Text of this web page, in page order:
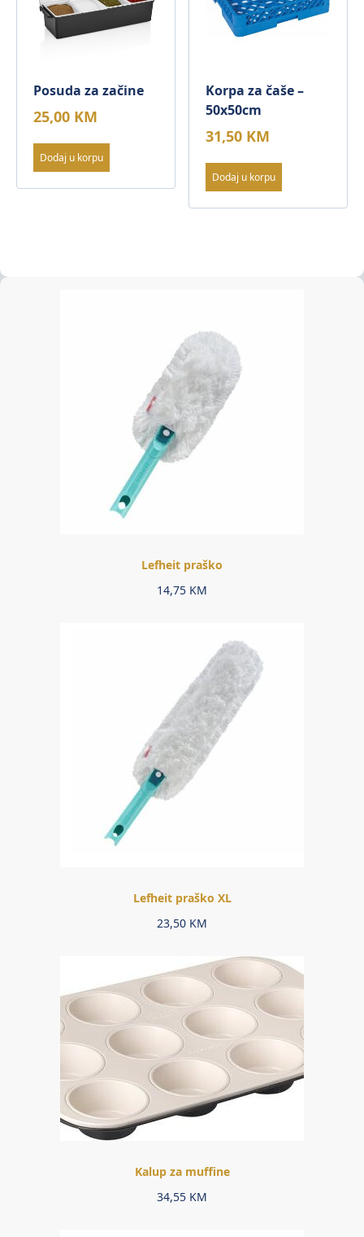
Posuda za začine
25,00 KM
Dodaj u korpu
Korpa za čaše –
50x50cm
31,50 KM
Dodaj u korpu
Lefheit praško
14,75 KM
Lefheit praško XL
23,50 KM
Kalup za muffine
34,55 KM